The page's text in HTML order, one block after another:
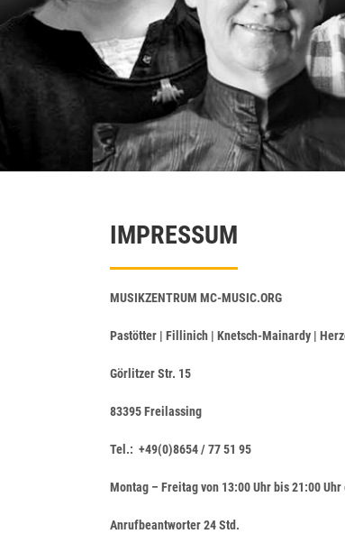
IMPRESSUM
MUSIKZENTRUM MC-MUSIC.ORG
Pastötter | Fillinich | Knetsch-Mainardy |
Görlitzer Str. 15
83395 Freilassing
Tel.: +49(0)8654 / 77 51 95
Montag – Freitag von 13:00 Uhr bis 21:00
Anrufbeantworter 24 Std.